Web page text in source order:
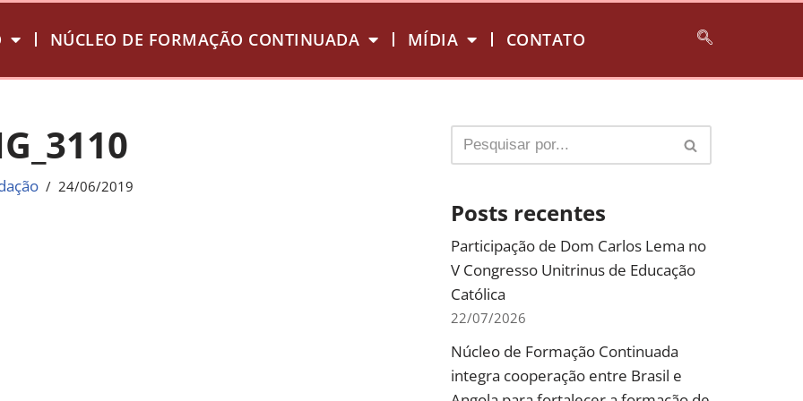
NÚCLEO DE FORMAÇÃO CONTINUADA MÍDIA CONTATO
24/06/2019
Posts recentes
Participação de Dom Carlos Lema no
V Congresso Unitrinus de Educação
Católica
22/07/2026
Núcleo de Formação Continuada
integra cooperação entre Brasil e